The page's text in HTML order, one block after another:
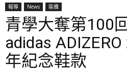
報導 News 裝備
青學大奪第100
adidas
年紀念鞋款